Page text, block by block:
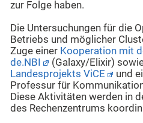
zur Folge haben.
Die Untersuchungen für die
Betriebs und möglicher
Zuge einer Kooperation mit
de.NBI
(Galaxy/Elixir)
Landesprojekts ViCE
und
Professur für
Diese Aktivitäten werden in
des Rechenzentrums